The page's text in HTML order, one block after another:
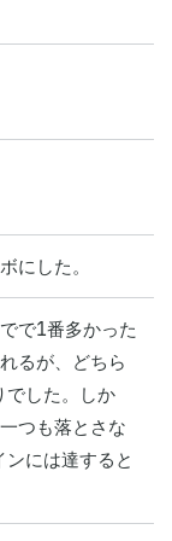
した。
で1番多かった
るが、どちら
でした。しか
つも落とさな
には達すると